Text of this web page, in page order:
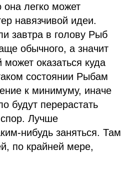
она легко может
навязчивой идеи.
завтра в голову Рыб
обычного, а значит
оказаться куда
состоянии Рыбам
к минимуму, иначе
будут перерастать
Лучше
нибудь заняться. Там
по крайней мере,